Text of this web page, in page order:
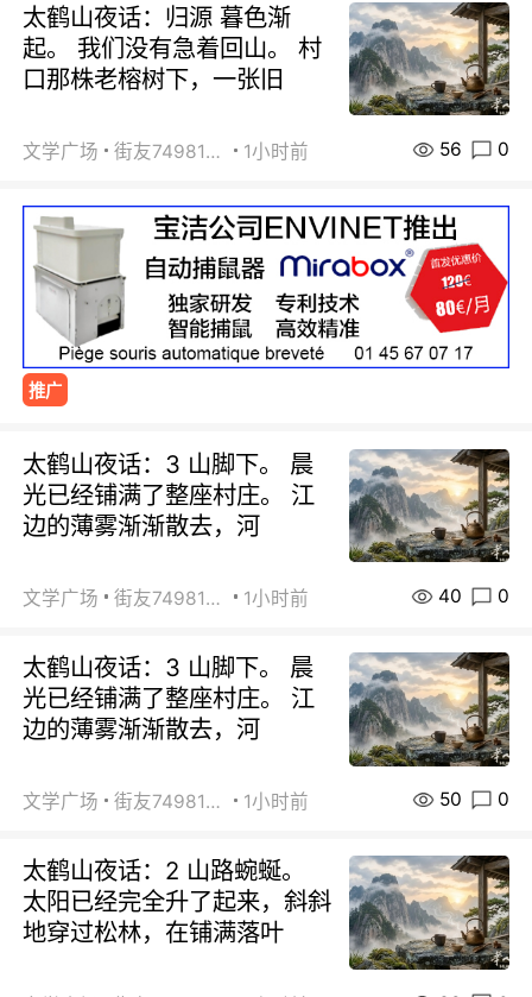
太鹤山夜话：归源 暮色渐
起。 我们没有急着回山。 村
口那株老榕树下，一张旧
文学广场 街友74981146 1小时前 56 0
推广
太鹤山夜话：3 山脚下。 晨
光已经铺满了整座村庄。 江
边的薄雾渐渐散去，河
文学广场 街友74981146 1小时前 40 0
太鹤山夜话：3 山脚下。 晨
光已经铺满了整座村庄。 江
边的薄雾渐渐散去，河
文学广场 街友74981146 1小时前 50 0
太鹤山夜话：2 山路蜿蜒。
太阳已经完全升了起来，斜斜
地穿过松林，在铺满落叶